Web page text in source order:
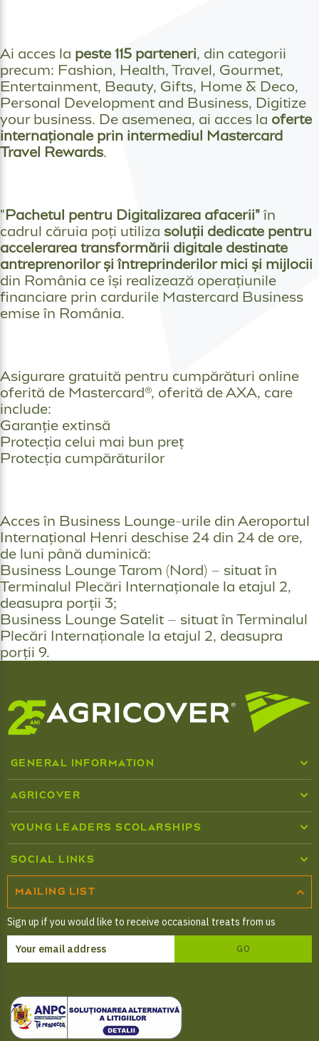
Ai acces la peste 115 parteneri, din categorii
precum: Fashion, Health, Travel, Gourmet,
Entertainment, Beauty, Gifts, Home & Deco,
Personal Development and Business, Digitize
your business. De asemenea, ai acces la oferte
internaționale prin intermediul Mastercard
Travel Rewards.
"Pachetul pentru Digitalizarea afacerii" în
cadrul căruia poți utiliza soluții dedicate pentru
accelerarea transformării digitale destinate
antreprenorilor și întreprinderilor mici și mijlocii
din România ce își realizează operațiunile
financiare prin cardurile Mastercard Business
emise în România.
Asigurare gratuită pentru cumpărături online
oferită de Mastercard®, oferită de AXA, care
include:
Garanție extinsă
Protecția celui mai bun preț
Protecția cumpărăturilor
Acces în Business Lounge-urile din Aeroportul
Internațional Henri deschise 24 din 24 de ore,
de luni până duminică:
Business Lounge Tarom (Nord) – situat în
Terminalul Plecări Internaționale la etajul 2,
deasupra porții 3;
Business Lounge Satelit – situat în Terminalul
Plecări Internaționale la etajul 2, deasupra
porții 9.
GENERAL INFORMATION
Who we are
Media center
Combating fraud and corruption
Cookies policy
Processing personal data
AGRICOVER
Agricultural inputs
Catalogues
Financing products
FERMIER Card
YOUNG LEADERS SCOLARSHIPS
About Young Leaders Programme
Scholarship application form
SOCIAL LINKS
© 2026 Agricover Distribution S.A. - All rights reserved
MAILING LIST
Sign up if you would like to receive occasional treats from us
GO